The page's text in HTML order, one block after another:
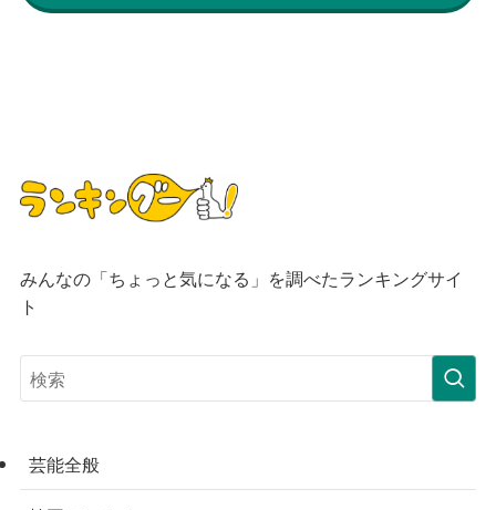
みんなの「ちょっと気になる」を調べたランキングサイ
ト
芸能全般